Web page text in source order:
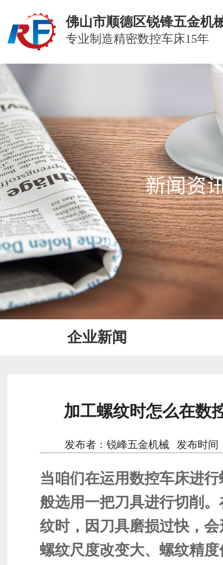
佛山市顺德区锐锋五金机
专业制造精密数控车床15年
企业新闻
加工螺纹时怎么在数
发布者：锐峰五金机械 发布时间
当咱们在运用数控车床进行
般选用一把刀具进行切削
纹时，因刀具磨损过快，
螺纹尺度改变大、螺纹精